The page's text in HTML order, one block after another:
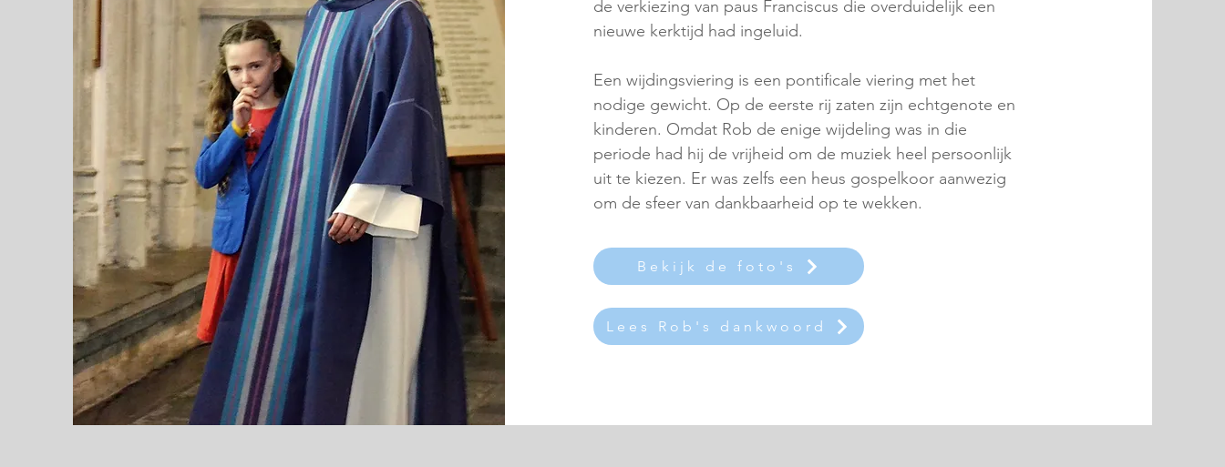
de verkiezing van paus Franciscus die overduidelijk een
nieuwe kerktijd had ingeluid.
Een wijdingsviering is een pontificale viering met het
nodige gewicht. Op de eerste rij zaten zijn echtgenote en
kinderen. Omdat Rob de enige wijdeling was in die
periode had hij de vrijheid om de muziek heel persoonlijk
uit te kiezen. Er was zelfs een heus gospelkoor aanwezig
om de sfeer van dankbaarheid op te wekken.
Bekijk de foto's
Lees Rob's dankwoord